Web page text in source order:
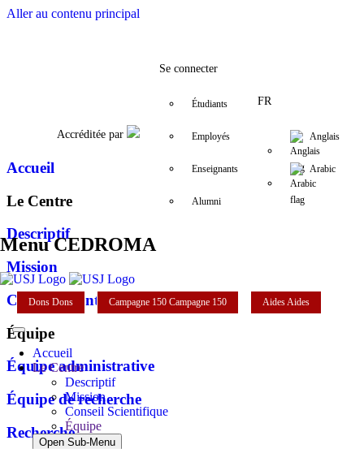
Aller au contenu principal
FacebookTwitter
Accréditée par
Se connecter
Étudiants
Employés
Enseignants
Alumni
FR
Anglais
Arabic
Menu CEDROMA
Dons Dons Campagne 150 Campagne 150 AidesAides
Accueil
Le Centre
Descriptif
Mission
Conseil Scientifique
Équipe
Open Sub-Menu
Accueil
Le Centre
Descriptif
Mission
Conseil Scientifique
Équipe
Équipe administrative
Équipe de recherche
Recherche